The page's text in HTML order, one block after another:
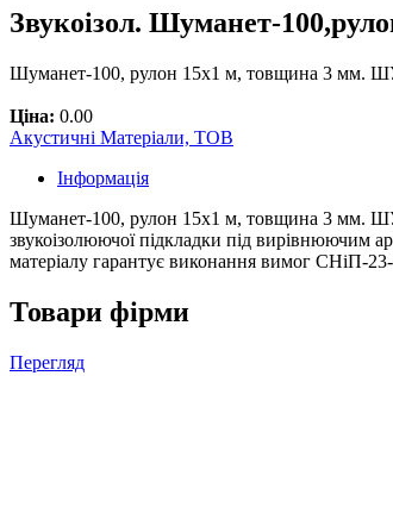
Звукоізол. Шуманет-
Шуманет-100, рулон 15х1 м, товщина 3 мм.
Ціна: 0.00
Акустичні Матеріали, ТОВ
Інформація
Шуманет-100, рулон 15х1 м, товщина 3 мм.
звукоізолюючої підкладки під вирівнюючим
матеріалу гарантує виконання вимог СНіП-
Товари фірми
Перегляд